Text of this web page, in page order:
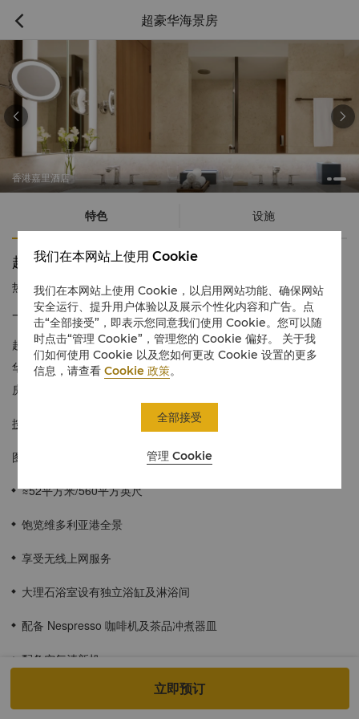
 超豪华海景房
香港嘉里酒店
 
特色 设施
超豪华海景房
热线电话 1 866 565 5050
一览无余的维多利亚港美景
超豪华海景客房为宾客准备了宽敞的休闲与工作空间。内饰低调奢
华，宽敞舒适，以银蓝和灰色进行点缀，彰显酷炫与时尚。每间客
房均配备全尺寸落地窗户，可饱览迷人的维多利亚港美景。
按此 进行360°虚拟导览，享受身临其境的体验。
图片仅供参考。
≈52平方米/560平方英尺
饱览维多利亚港全景
享受无线上网服务
大理石浴室设有独立浴缸及淋浴间
配备 Nespresso 咖啡机及茶品冲煮器皿
配备空气清新机
酒店入住宾客适用于儿童餐饮计划。
立即预订
我们在本网站上使用 Cookie
我们在本网站上使用 Cookie，以启用网站功能、确保网站
安全运行、提升用户体验以及展示个性化内容和广告。点
击“全部接受”，即表示您同意我们使用 Cookie。您可以随
时点击“管理 Cookie”，管理您的 Cookie 偏好。 关于我
们如何使用 Cookie 以及您如何更改 Cookie 设置的更多
信息，请查看Cookie 政策。
管理 Cookie
全部接受